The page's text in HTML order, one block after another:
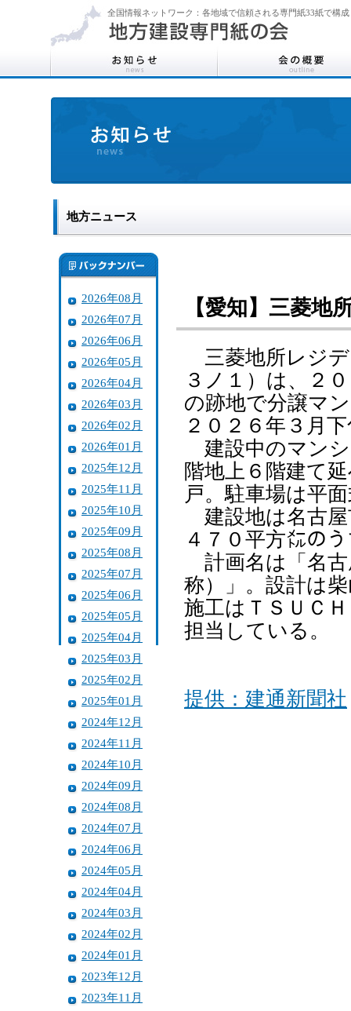
全国情報ネットワーク：各地域で信頼される専門紙33紙で構成
地方ニュース
2026年08月
2026年07月
2026年06月
2026年05月
2026年04月
2026年03月
2026年02月
2026年01月
2025年12月
2025年11月
2025年10月
2025年09月
2025年08月
2025年07月
2025年06月
2025年05月
2025年04月
2025年03月
2025年02月
2025年01月
2024年12月
2024年11月
2024年10月
2024年09月
2024年08月
2024年07月
2024年06月
2024年05月
2024年04月
2024年03月
2024年02月
2024年01月
2023年12月
2023年11月
【愛知】三菱
三菱地所レジデ
３ノ１）は、２
の跡地で分譲マ
２０２６年３月
建設中のマン
階地上６階建て
戸。駐車場は平
建設地は名古屋
４７０平方㍍の
計画名は「名古
称）」。設計は
施工はＴＳＵＣ
担当している。
提供：建通新聞社